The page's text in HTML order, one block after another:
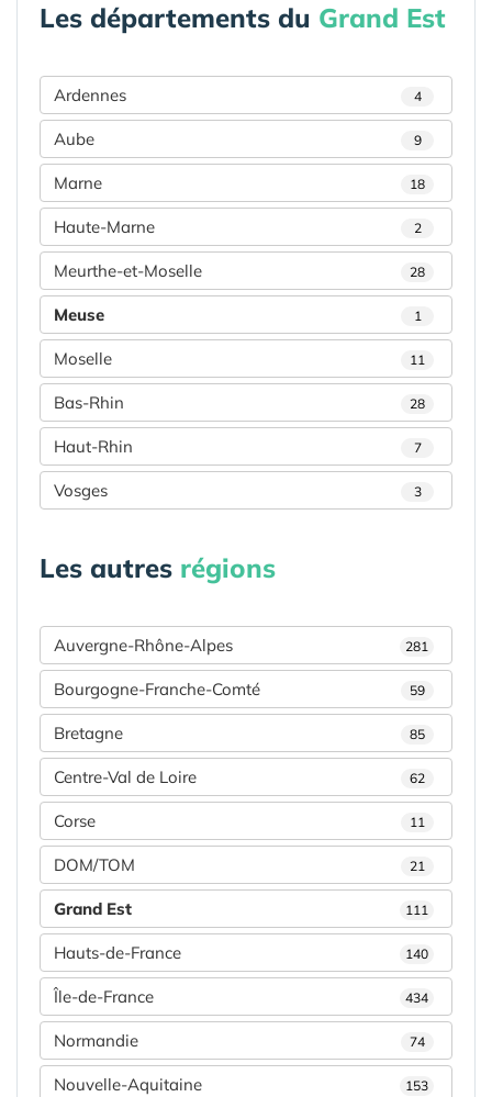
Les départements du Grand Est
Ardennes 4
Aube 9
Marne 18
Haute-Marne 2
Meurthe-et-Moselle 28
Meuse 1
Moselle 11
Bas-Rhin 28
Haut-Rhin 7
Vosges 3
Les autres régions
Auvergne-Rhône-Alpes 281
Bourgogne-Franche-Comté 59
Bretagne 85
Centre-Val de Loire 62
Corse 11
DOM/TOM 21
Grand Est 111
Hauts-de-France 140
Île-de-France 434
Normandie 74
Nouvelle-Aquitaine 153